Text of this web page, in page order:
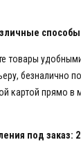
товары
безналично
картой прямо в
под заказ: